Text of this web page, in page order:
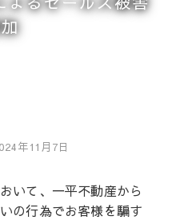
年11月7日
いて、一平不動産から
の行為でお客様を騙す